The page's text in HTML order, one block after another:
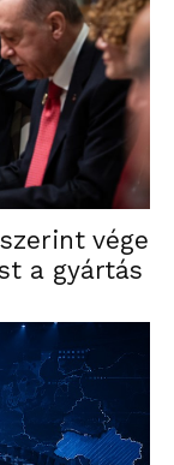
vége
a gyártás